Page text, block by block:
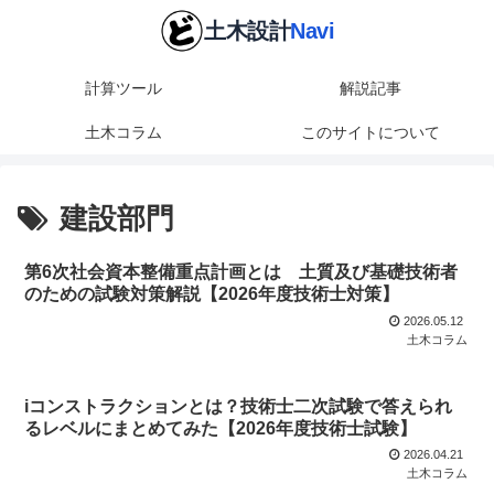
計算ツール 解説記事
土木コラム このサイトについて
建設部門
第6次社会資本整備重点計画とは 土質及び基礎技術者
のための試験対策解説【2026年度技術士対策】
2026.05.12
土木コラム
iコンストラクションとは？技術士二次試験で答えられ
るレベルにまとめてみた【2026年度技術士試験】
2026.04.21
土木コラム